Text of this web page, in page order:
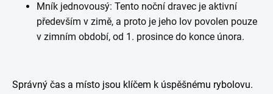
Mník jednovousý: Tento noční dravec je aktivní
především v zimě, a proto je jeho lov povolen pouze
v zimním období, od 1. prosince do konce února.
Správný čas a místo jsou klíčem k úspěšnému rybolovu.